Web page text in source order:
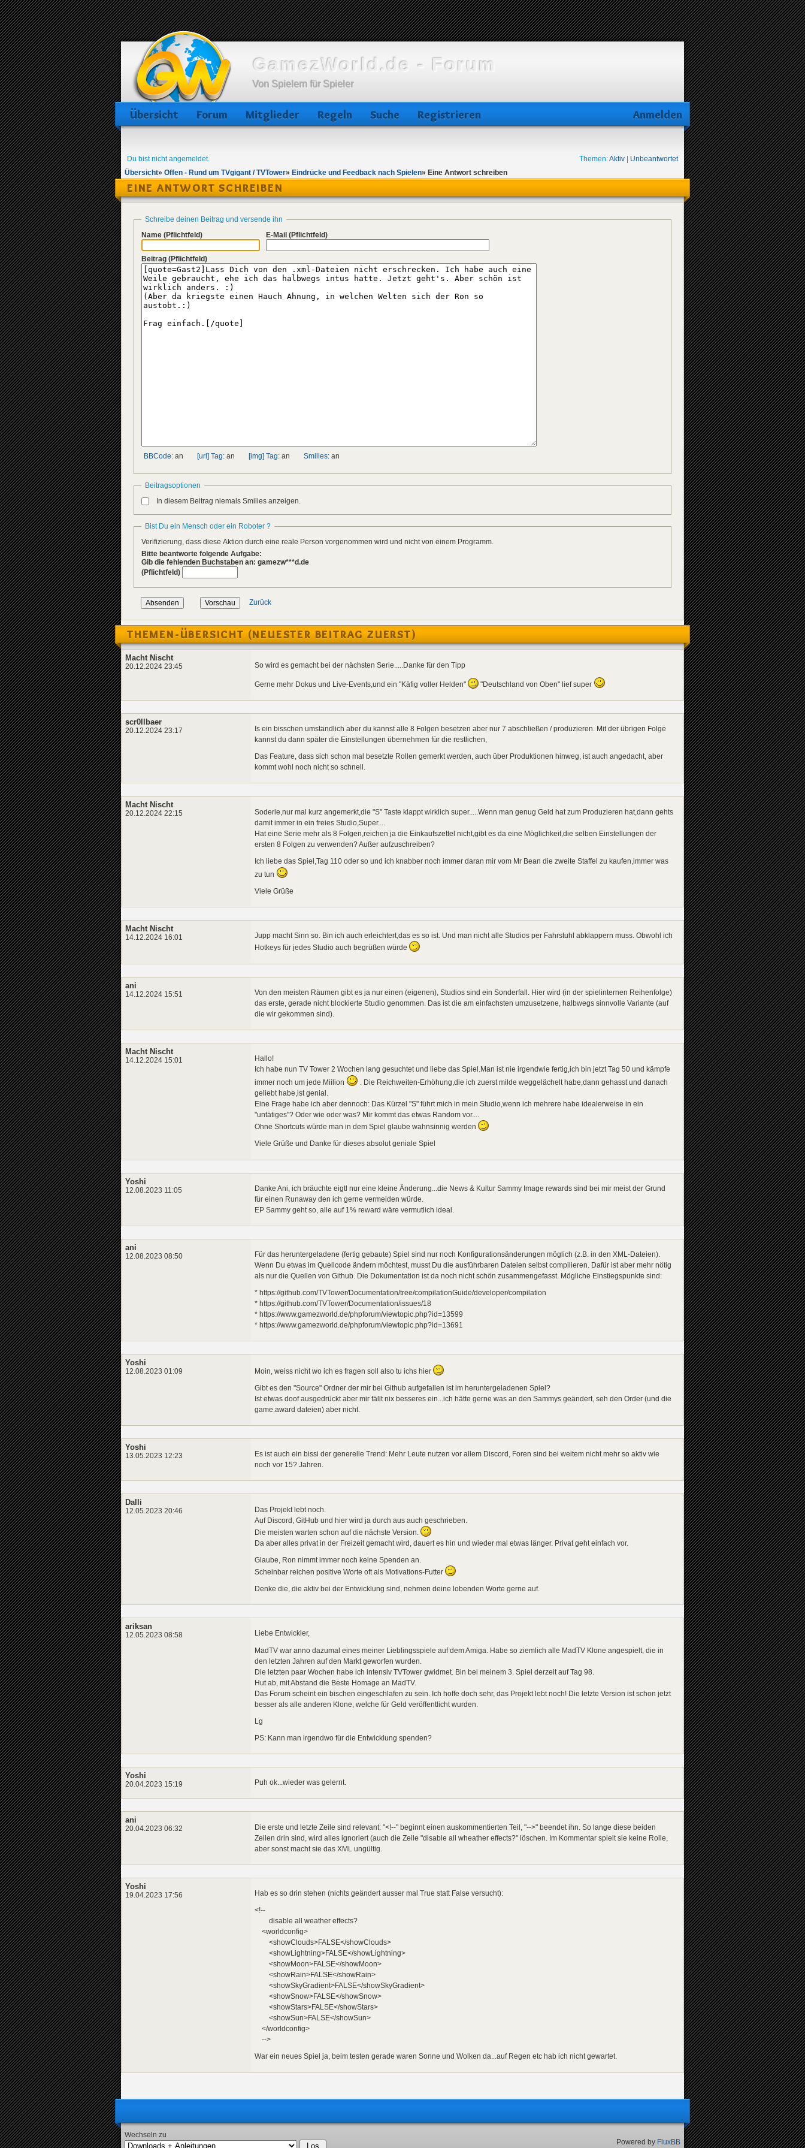
GamezWorld.de - Forum
Von Spielern für Spieler
Übersicht Forum Mitglieder Regeln Suche Registrieren Anmelden
Du bist nicht angemeldet. Themen:Aktiv
Unbeantwortet
Übersicht» Offen - Rund um TVgigant / TVTower» Eindrücke und Feedback nach Spielen» Eine Antwort schreiben
EINE ANTWORT SCHREIBEN
Schreibe deinen Beitrag und versende ihn
Name (Pflichtfeld) E-Mail (Pflichtfeld)
Beitrag (Pflichtfeld)
BBCode: an [url] Tag: an [img] Tag: an Smilies: an
Beitragsoptionen
In diesem Beitrag niemals Smilies anzeigen.
Bist Du ein Mensch oder ein Roboter ?
Verifizierung, dass diese Aktion durch eine reale Person vorgenommen wird und nicht von einem Programm.
Bitte beantworte folgende Aufgabe:
Gib die fehlenden Buchstaben an: gamezw***d.de
(Pflichtfeld)
Zurück
THEMEN-ÜBERSICHT (NEUESTER BEITRAG ZUERST)
Macht Nischt
20.12.2024 23:45 So wird es gemacht bei der nächsten Serie.....Danke für den Tipp
Gerne mehr Dokus und Live-Events,und ein "Käfig voller Helden" "Deutschland von Oben" lief super
scr0llbaer
20.12.2024 23:17
Is ein bisschen umständlich aber du kannst alle 8 Folgen besetzen aber nur 7 abschließen / produzieren. Mit der übrigen Folge
kannst du dann später die Einstellungen übernehmen für die restlichen,
Das Feature, dass sich schon mal besetzte Rollen gemerkt werden, auch über Produktionen hinweg, ist auch angedacht, aber
kommt wohl noch nicht so schnell.
Macht Nischt
20.12.2024 22:15
Soderle,nur mal kurz angemerkt,die "S" Taste klappt wirklich super.....Wenn man genug Geld hat zum Produzieren hat,dann gehts
damit immer in ein freies Studio,Super....
Hat eine Serie mehr als 8 Folgen,reichen ja die Einkaufszettel nicht,gibt es da eine Möglichkeit,die selben Einstellungen der
ersten 8 Folgen zu verwenden? Außer aufzuschreiben?
Ich liebe das Spiel,Tag 110 oder so und ich knabber noch immer daran mir vom Mr Bean die zweite Staffel zu kaufen,immer was
zu tun
Viele Grüße
Macht Nischt
14.12.2024 16:01
Jupp macht Sinn so. Bin ich auch erleichtert,das es so ist. Und man nicht alle Studios per Fahrstuhl abklappern muss. Obwohl ich
Hotkeys für jedes Studio auch begrüßen würde
ani
14.12.2024 15:51
Von den meisten Räumen gibt es ja nur einen (eigenen), Studios sind ein Sonderfall. Hier wird (in der spielinternen Reihenfolge)
das erste, gerade nicht blockierte Studio genommen. Das ist die am einfachsten umzusetzene, halbwegs sinnvolle Variante (auf
die wir gekommen sind).
Macht Nischt
14.12.2024 15:01
Hallo!
Ich habe nun TV Tower 2 Wochen lang gesuchtet und liebe das Spiel.Man ist nie irgendwie fertig,ich bin jetzt Tag 50 und kämpfe
immer noch um jede Miilion
. Die Reichweiten-Erhöhung,die ich zuerst milde weggelächelt habe,dann gehasst und danach
geliebt habe,ist genial.
Eine Frage habe ich aber dennoch: Das Kürzel "S" führt mich in mein Studio,wenn ich mehrere habe idealerweise in ein
"untätiges"? Oder wie oder was? Mir kommt das etwas Random vor....
Ohne Shortcuts würde man in dem Spiel glaube wahnsinnig werden
Viele Grüße und Danke für dieses absolut geniale Spiel
Yoshi
12.08.2023 11:05
Danke Ani, ich bräuchte eigtl nur eine kleine Änderung...die News & Kultur Sammy Image rewards sind bei mir meist der Grund
für einen Runaway den ich gerne vermeiden würde.
EP Sammy geht so, alle auf 1% reward wäre vermutlich ideal.
ani
12.08.2023 08:50
Für das heruntergeladene (fertig gebaute) Spiel sind nur noch Konfigurationsänderungen möglich (z.B. in den XML-Dateien).
Wenn Du etwas im Quellcode ändern möchtest, musst Du die ausführbaren Dateien selbst compilieren. Dafür ist aber mehr nötig
als nur die Quellen von Github. Die Dokumentation ist da noch nicht schön zusammengefasst. Mögliche Einstiegspunkte sind:
* https://github.com/TVTower/Documentation/tree/compilationGuide/developer/compilation
* https://github.com/TVTower/Documentation/issues/18
* https://www.gamezworld.de/phpforum/viewtopic.php?id=13599
* https://www.gamezworld.de/phpforum/viewtopic.php?id=13691
Yoshi
12.08.2023 01:09 Moin, weiss nicht wo ich es fragen soll also tu ichs hier
Gibt es den "Source" Ordner der mir bei Github aufgefallen ist im heruntergeladenen Spiel?
Ist etwas doof ausgedrückt aber mir fällt nix besseres ein...ich hätte gerne was an den Sammys geändert, seh den Order (und die
game.award dateien) aber nicht.
Yoshi
13.05.2023 12:23
Es ist auch ein bissi der generelle Trend: Mehr Leute nutzen vor allem Discord, Foren sind bei weitem nicht mehr so aktiv wie
noch vor 15? Jahren.
Dalli
12.05.2023 20:46
Das Projekt lebt noch.
Auf Discord, GitHub und hier wird ja durch aus auch geschrieben.
Die meisten warten schon auf die nächste Version.
Da aber alles privat in der Freizeit gemacht wird, dauert es hin und wieder mal etwas länger. Privat geht einfach vor.
Glaube, Ron nimmt immer noch keine Spenden an.
Scheinbar reichen positive Worte oft als Motivations-Futter
Denke die, die aktiv bei der Entwicklung sind, nehmen deine lobenden Worte gerne auf.
ariksan
12.05.2023 08:58 Liebe Entwickler,
MadTV war anno dazumal eines meiner Lieblingsspiele auf dem Amiga. Habe so ziemlich alle MadTV Klone angespielt, die in
den letzten Jahren auf den Markt geworfen wurden.
Die letzten paar Wochen habe ich intensiv TVTower gwidmet. Bin bei meinem 3. Spiel derzeit auf Tag 98.
Hut ab, mit Abstand die Beste Homage an MadTV.
Das Forum scheint ein bischen eingeschlafen zu sein. Ich hoffe doch sehr, das Projekt lebt noch! Die letzte Version ist schon jetzt
besser als alle anderen Klone, welche für Geld veröffentlicht wurden.
Lg
PS: Kann man irgendwo für die Entwicklung spenden?
Yoshi
20.04.2023 15:19 Puh ok...wieder was gelernt.
ani
20.04.2023 06:32
Die erste und letzte Zeile sind relevant: "<!--" beginnt einen auskommentierten Teil, "-->" beendet ihn. So lange diese beiden
Zeilen drin sind, wird alles ignoriert (auch die Zeile "disable all wheather effects?" löschen. Im Kommentar spielt sie keine Rolle,
aber sonst macht sie das XML ungültig.
Yoshi
19.04.2023 17:56 Hab es so drin stehen (nichts geändert ausser mal True statt False versucht):
<!--
disable all weather effects?
<worldconfig>
<showClouds>FALSE</showClouds>
<showLightning>FALSE</showLightning>
<showMoon>FALSE</showMoon>
<showRain>FALSE</showRain>
<showSkyGradient>FALSE</showSkyGradient>
<showSnow>FALSE</showSnow>
<showStars>FALSE</showStars>
<showSun>FALSE</showSun>
</worldconfig>
-->
War ein neues Spiel ja, beim testen gerade waren Sonne und Wolken da...auf Regen etc hab ich nicht gewartet.
Wechseln zu
Powered by FluxBB